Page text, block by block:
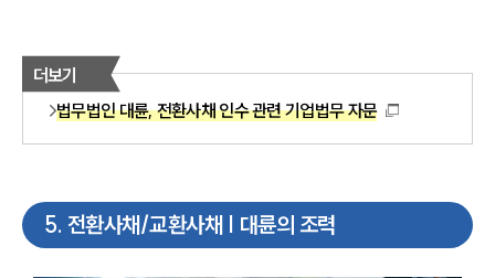
더보기
법무법인 대륜, 전환사채 인수 관련 기업법무 자문
5. 전환사채/교환사채 | 대륜의 조력